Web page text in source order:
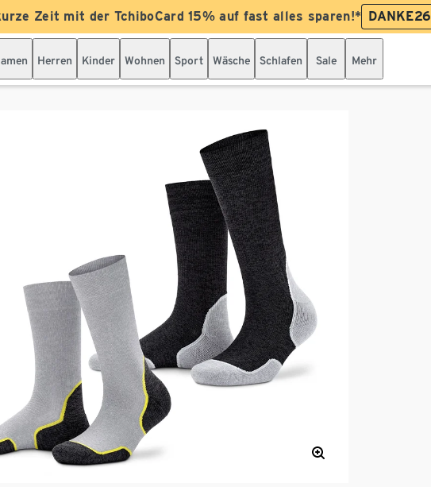
Zeit mit der TchiboCard 15% auf fast alles sparen!* DANKE26
Herren Kinder Wohnen Sport Wäsche Schlafen Sale Mehr